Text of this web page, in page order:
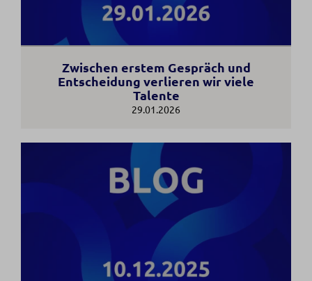
Zwischen erstem Gespräch und
Entscheidung verlieren wir viele
Talente
29.01.2026